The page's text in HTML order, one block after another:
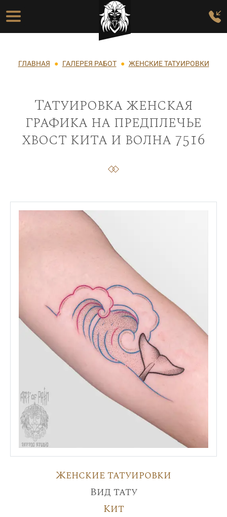
Перейти к основному содержанию
Основная навигация
Строка навигации
ГЛАВНАЯ ГАЛЕРЕЯ РАБОТ ЖЕНСКИЕ ТАТУИРОВКИ
Татуировка женская
графика на предплечье
хвост кита и волна 7516
Женские татуировки
Вид тату
Кит